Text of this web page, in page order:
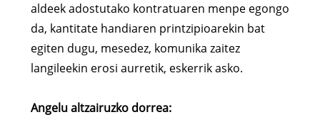
aldeek adostutako kontratuaren menpe egongo
da, kantitate handiaren printzipioarekin bat
egiten dugu, mesedez, komunika zaitez
langileekin erosi aurretik, eskerrik asko.
Angelu altzairuzko dorrea: